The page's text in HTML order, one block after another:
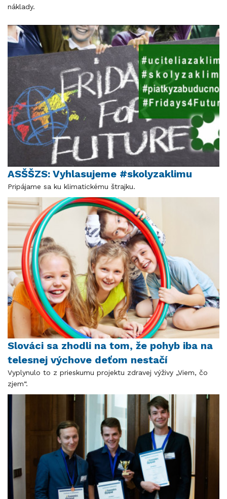
náklady.
ASŠŠZS: Vyhlasujeme #skolyzaklimu
Pripájame sa ku klimatickému štrajku.
Slováci sa zhodli na tom, že pohyb iba na
telesnej výchove deťom nestačí
Vyplynulo to z prieskumu projektu zdravej výživy „Viem, čo
zjem“.